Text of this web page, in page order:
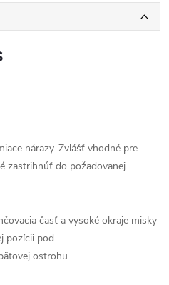
nárazy. Zvlášť vhodné pre
zastrihnúť do požadovanej
časť a vysoké okraje misky
pozícii pod
ostrohu.